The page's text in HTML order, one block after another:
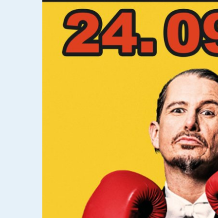
Notdienste
Ortsrecht
Organigramm
Wahlen